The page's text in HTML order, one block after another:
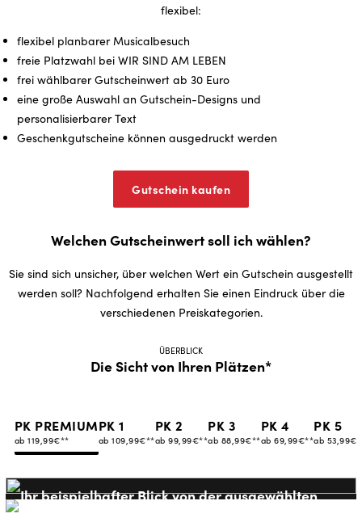
flexibel:
flexibel planbarer Musicalbesuch
freie Platzwahl bei WIR SIND AM LEBEN
frei wählbarer Gutscheinwert ab 30 Euro
eine große Auswahl an Gutschein-Designs und
personalisierbarer Text
Geschenkgutscheine können ausgedruckt werden
Gutschein kaufen
Welchen Gutscheinwert soll ich wählen?
Sie sind sich un­si­cher, über wel­chen Wert ein Gut­schein aus­ge­stellt
wer­den soll? Nachfolgend erhalten Sie einen Eindruck über die
verschiedenen Preiskategorien.
ÜBERBLICK
Die Sicht von Ihren Plätzen*
PK PREMIUM
ab 119,99€**
PK 1
ab 109,99€**
PK 2
ab 99,99€**
PK 3
ab 88,99€**
PK 4
ab 69,99€**
PK 5
ab
Ihr beispielhafter Blick von der ausgewählten